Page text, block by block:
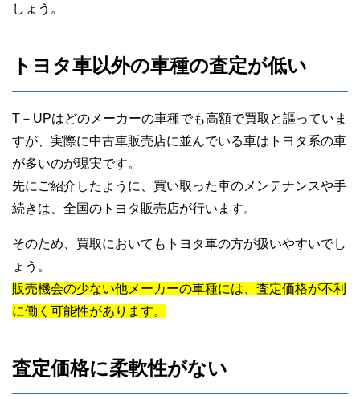
しょう。
トヨタ車以外の車種の査定が低い
T－UPはどのメーカーの車種でも高額で買取と謳っていま
すが、実際に中古車販売店に並んでいる車はトヨタ系の車
が多いのが現実です。
先にご紹介したように、買い取った車のメンテナンスや手
続きは、全国のトヨタ販売店が行います。
そのため、買取においてもトヨタ車の方が扱いやすいでし
ょう。
販売機会の少ない他メーカーの車種には、査定価格が不利
に働く可能性があります。
査定価格に柔軟性がない